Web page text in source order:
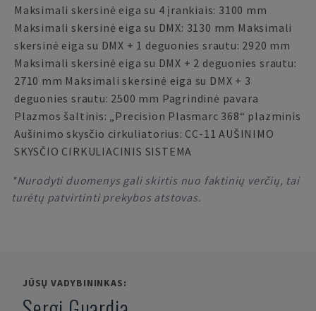
Maksimali skersinė eiga su 4 įrankiais: 3100 mm
Maksimali skersinė eiga su DMX: 3130 mm Maksimali
skersinė eiga su DMX + 1 deguonies srautu: 2920 mm
Maksimali skersinė eiga su DMX + 2 deguonies srautu:
2710 mm Maksimali skersinė eiga su DMX + 3
deguonies srautu: 2500 mm Pagrindinė pavara
Plazmos šaltinis: „Precision Plasmarc 368“ plazminis
Aušinimo skysčio cirkuliatorius: CC-11 AUŠINIMO
SKYSČIO CIRKULIACINIS SISTEMA
*Nurodyti duomenys gali skirtis nuo faktinių verčių, tai
turėtų patvirtinti prekybos atstovas.
JŪSŲ VADYBININKAS: